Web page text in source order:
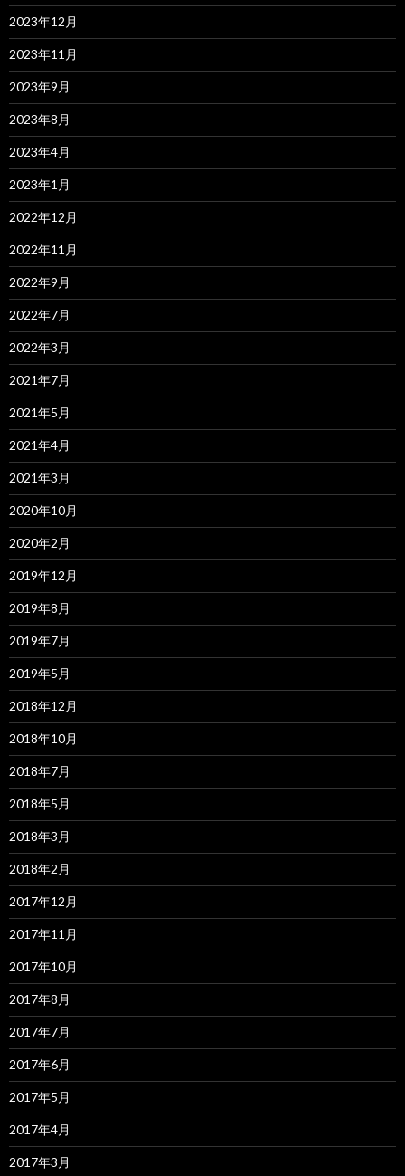
2023年12月
2023年11月
2023年9月
2023年8月
2023年4月
2023年1月
2022年12月
2022年11月
2022年9月
2022年7月
2022年3月
2021年7月
2021年5月
2021年4月
2021年3月
2020年10月
2020年2月
2019年12月
2019年8月
2019年7月
2019年5月
2018年12月
2018年10月
2018年7月
2018年5月
2018年3月
2018年2月
2017年12月
2017年11月
2017年10月
2017年8月
2017年7月
2017年6月
2017年5月
2017年4月
2017年3月